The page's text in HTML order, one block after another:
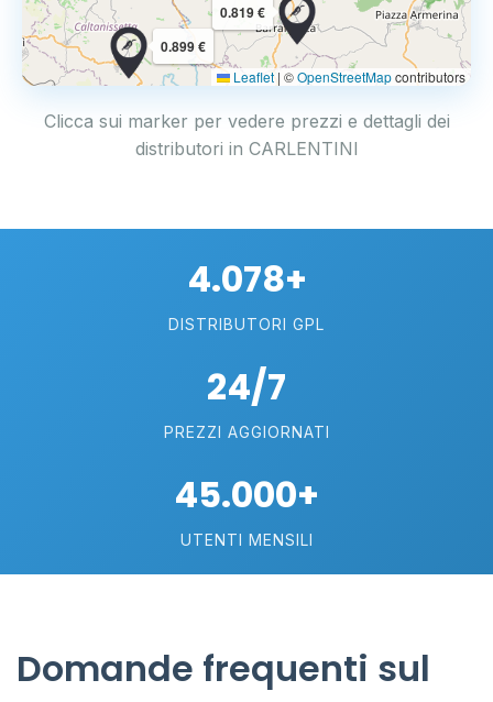
0.819 €
0.899 €
Leaflet | ©OpenStreetMapcontributors
Clicca sui marker per vedere prezzi e dettagli dei
distributori in CARLENTINI
4.078+
DISTRIBUTORI GPL
24/7
PREZZI AGGIORNATI
45.000+
UTENTI MENSILI
Domande frequenti sul